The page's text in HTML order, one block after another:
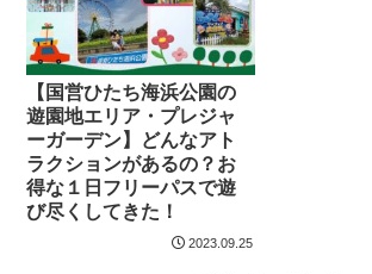
【国営ひたち海浜公園の
遊園地エリア・プレジャ
ーガーデン】どんなアト
ラクションがあるの？お
得な１日フリーパスで遊
び尽くしてきた！
2023.09.25